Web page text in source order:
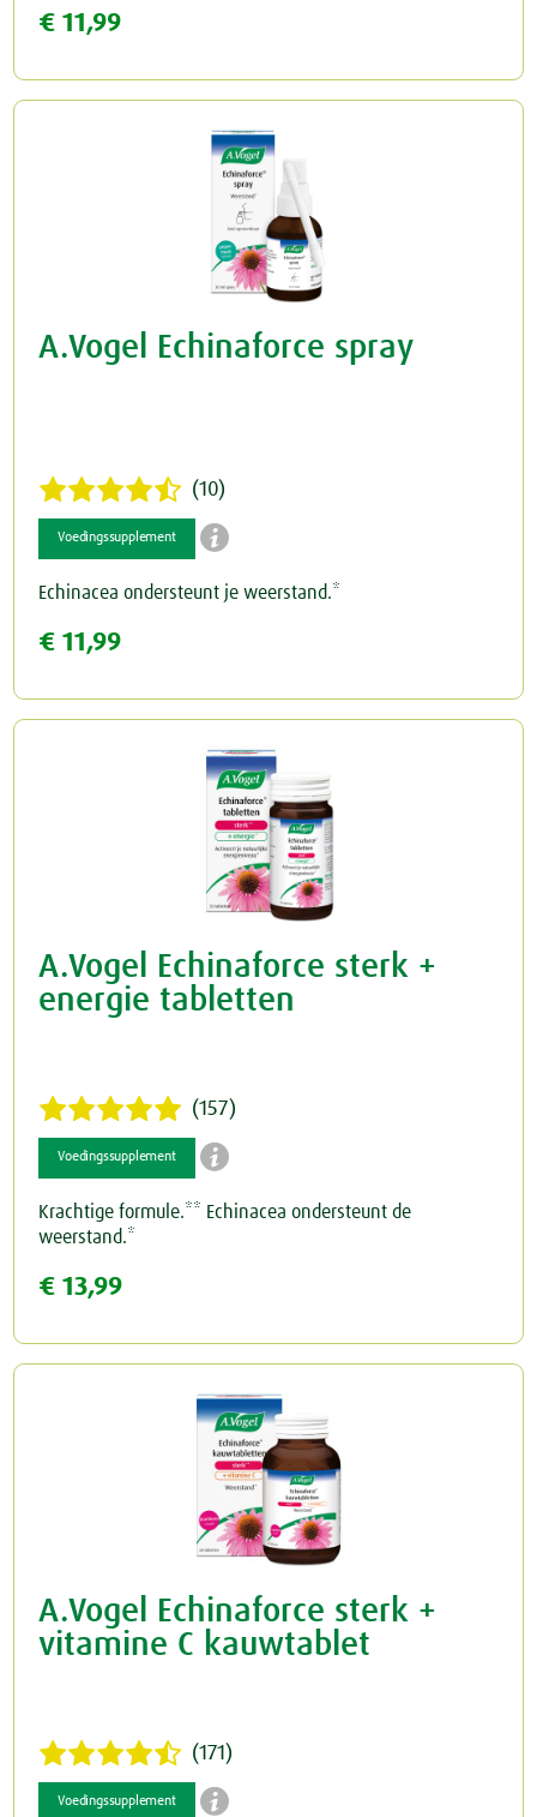
€ 11,99
A.Vogel Echinaforce spray
(10)
Voedingssupplement 
Echinacea ondersteunt je weerstand.*
€ 11,99
A.Vogel Echinaforce sterk +
energie tabletten
(157)
Voedingssupplement 
Krachtige formule.** Echinacea ondersteunt de
weerstand.*
€ 13,99
A.Vogel Echinaforce sterk +
vitamine C kauwtablet
(171)
Voedingssupplement 